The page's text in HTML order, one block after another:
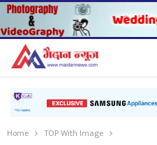
Home TOP With Image